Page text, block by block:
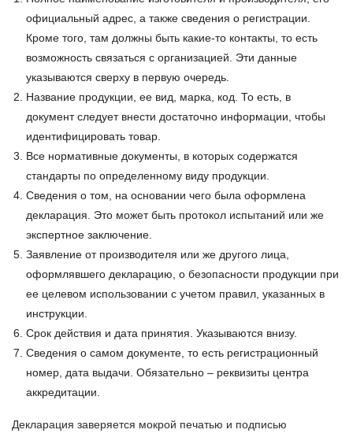
официальный адрес, а также сведения о регистрации.
Кроме того, там должны быть какие-то контакты, то есть
возможность связаться с организацией. Эти данные
указываются сверху в первую очередь.
Название продукции, ее вид, марка, код. То есть, в
документ следует внести достаточно информации, чтобы
идентифицировать товар.
Все нормативные документы, в которых содержатся
стандарты по определенному виду продукции.
Сведения о том, на основании чего была оформлена
декларация. Это может быть протокол испытаний или же
экспертное заключение.
Заявление от производителя или же другого лица,
оформлявшего декларацию, о безопасности продукции при
ее целевом использовании с учетом правил, указанных в
инструкции.
Срок действия и дата принятия. Указываются внизу.
Сведения о самом документе, то есть регистрационный
номер, дата выдачи. Обязательно – реквизиты центра
аккредитации.
Декларация заверяется мокрой печатью и подписью